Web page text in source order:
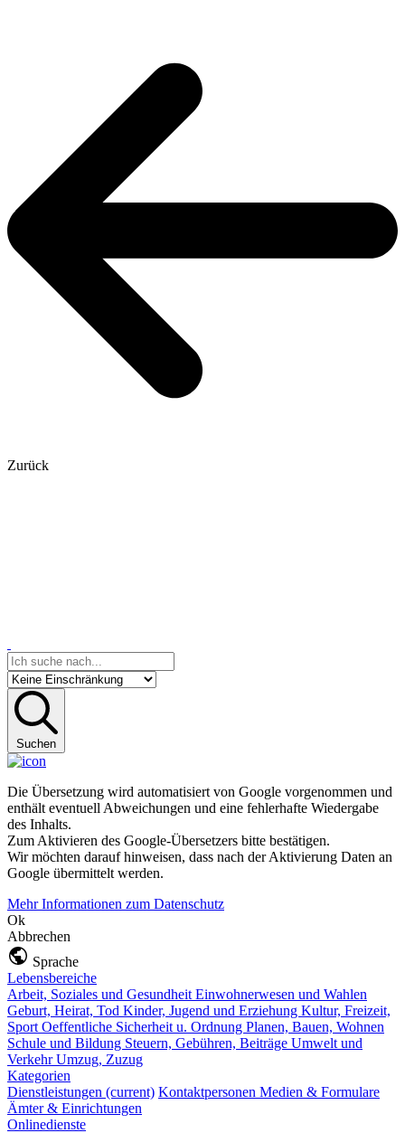
Zurück
Suchen
Die Übersetzung wird automatisiert von Google vorgenommen und
enthält eventuell Abweichungen und eine fehlerhafte Wiedergabe
des Inhalts.
Zum Aktivieren des Google-Übersetzers bitte bestätigen.
Wir möchten darauf hinweisen, dass nach der Aktivierung Daten an
Google übermittelt werden.
Mehr Informationen zum Datenschutz
Ok
Abbrechen
Sprache
Lebensbereiche
Arbeit, Soziales und Gesundheit Einwohnerwesen und Wahlen
Geburt, Heirat, Tod Kinder, Jugend und Erziehung Kultur, Freizeit,
Sport Oeffentliche Sicherheit u. Ordnung Planen, Bauen, Wohnen
Schule und Bildung Steuern, Gebühren, Beiträge Umwelt und
VerkehrUmzug, Zuzug
Kategorien
Dienstleistungen (current) Kontaktpersonen Medien & Formulare
Ämter & Einrichtungen
Onlinedienste